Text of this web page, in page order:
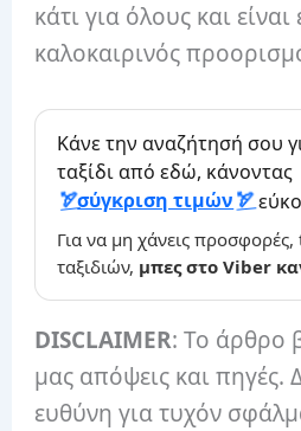
κάτι για όλους και
καλοκαιρινός
Κάνε την αναζήτησή σου
ταξίδι από εδώ, κάνοντας
σύγκριση τιμών
Για να μη χάνεις
ταξιδιών, μπες στο Viber
DISCLAIMER: Το άρθρο
μας απόψεις και πηγές.
ευθύνη για τυχόν